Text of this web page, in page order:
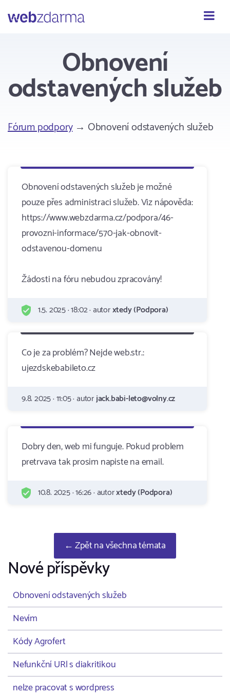
Webzdarma
Obnovení
odstavených služeb
Fórum podpory→ Obnovení odstavených služeb
Obnovení odstavených služeb je možné
pouze přes administraci služeb. Viz nápověda:
https://www.webzdarma.cz/podpora/46-
provozni-informace/570-jak-obnovit-
odstavenou-domenu
Žádosti na fóru nebudou zpracovány!
1.5. 2025 · 18:02 · autorxtedy (Podpora)
Co je za problém? Nejde web.str.:
ujezdskebabileto.cz
9.8. 2025 · 11:05 · autorjack.babi-leto@volny.cz
Dobry den, web mi funguje. Pokud problem
pretrvava tak prosim napiste na email.
10.8. 2025 · 16:26 · autorxtedy (Podpora)
← Zpět na všechna témata
Nové příspěvky
Obnovení odstavených služeb
Nevím
Kódy Agrofert
Nefunkční URl s diakritikou
nelze pracovat s wordpress